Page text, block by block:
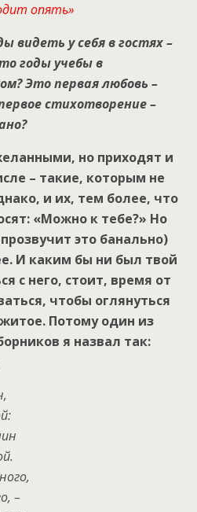
опять»
видеть у себя в гостях –
годы учебы в
Это первая любовь –
стихотворение –
но приходят и
– такие, которым не
и их, тем более, что
«Можно к тебе?» Но
это банально)
И каким бы ни был твой
с него, стоит, время от
чтобы оглянуться
Потому один из
я назвал так:
–